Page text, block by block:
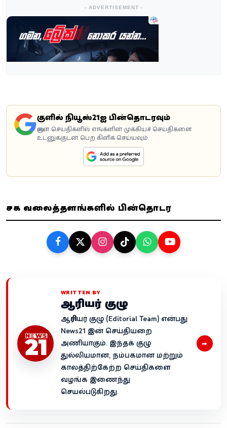
- ADVERTISEMENT -
கூகுளில் நியூஸ்21ஐ பின்தொடரவும்
கூகுள் செய்திகளில் எங்களின் முக்கியச் செய்திகளை
உடனுக்குடன் பெற கிளிக் செய்யவும்.
சமூக வலைத்தளங்களில் பின்தொடர
WRITTEN BY
ஆசிரியர் குழு
ஆசிரியர் குழு (Editorial Team) என்பது
News21 இன் செய்தியறை
அணியாகும். இந்தக் குழு
துல்லியமான, நம்பகமான மற்றும்
காலத்திற்கேற்ற செய்திகளை
வழங்க இணைந்து
செயல்படுகிறது.
→